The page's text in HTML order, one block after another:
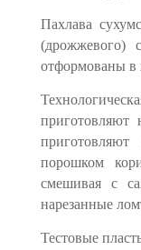
Пахлава
(дрожжевого)
отформованы в
порошком
смешивая с
нарезанные
Тестовые